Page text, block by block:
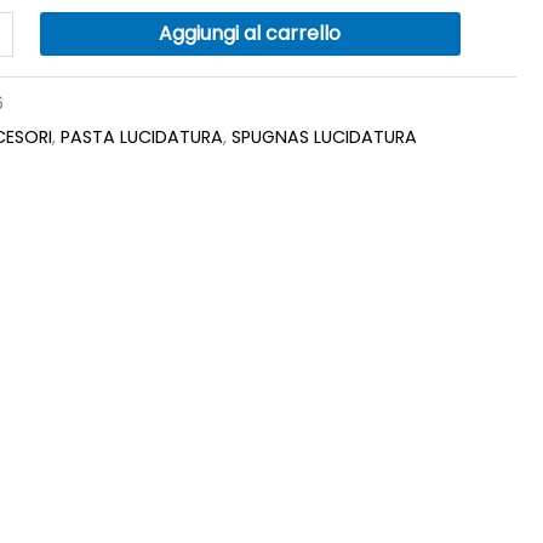
Aggiungi al carrello
, PASTA LUCIDATURA, SPUGNAS LUCIDATURA